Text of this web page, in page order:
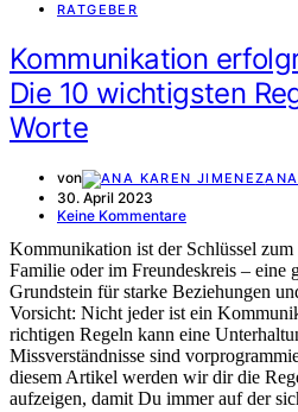
RATGEBER
Kommunikation
Die 10 wichtigsten
Worte
von
30. April 2023
Keine Kommentare
Kommunikation ist der Schlüssel
Familie oder im Freundeskreis – eine
Grundstein für starke Beziehungen
Vorsicht: Nicht jeder ist ein
richtigen Regeln kann eine
Missverständnisse sind
diesem Artikel werden wir dir die
aufzeigen, damit Du immer auf der